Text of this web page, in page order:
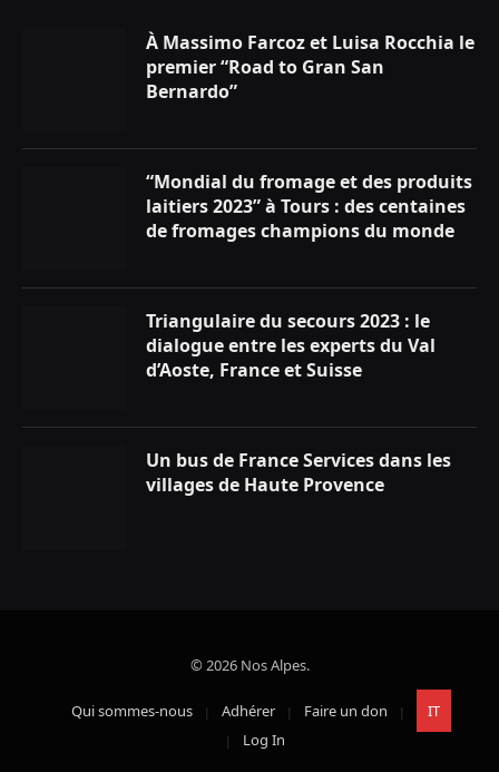
À Massimo Farcoz et Luisa Rocchia le
premier “Road to Gran San
Bernardo”
“Mondial du fromage et des produits
laitiers 2023” à Tours : des centaines
de fromages champions du monde
Triangulaire du secours 2023 : le
dialogue entre les experts du Val
d’Aoste, France et Suisse
Un bus de France Services dans les
villages de Haute Provence
© 2026 Nos Alpes.
Qui sommes-nous Adhérer Faire un don
IT
Log In